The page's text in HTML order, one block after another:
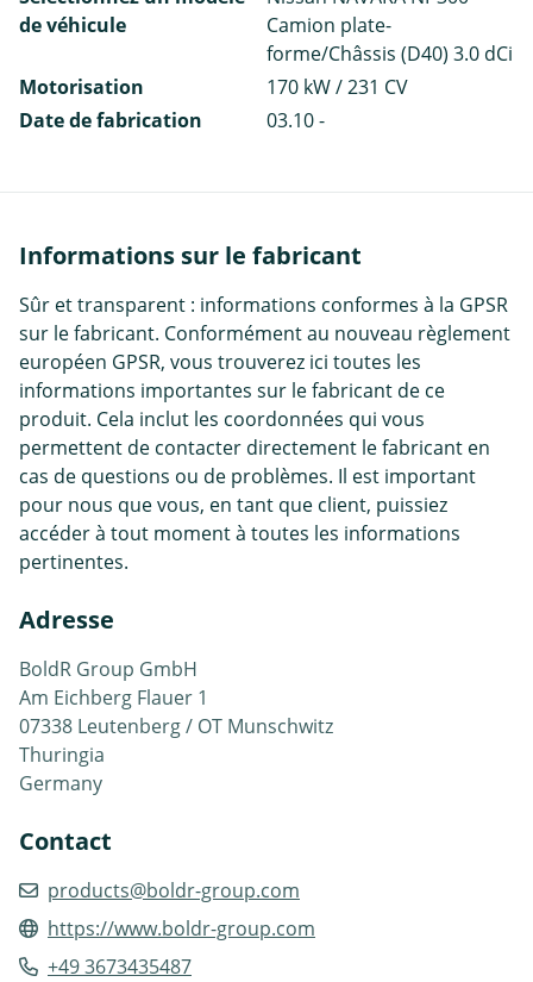
de véhicule
Camion plate-
forme/Châssis (D40) 3.0 dCi
Motorisation
170 kW / 231 CV
Date de fabrication
03.10 -
Informations sur le fabricant
Sûr et transparent : informations conformes à la GPSR
sur le fabricant. Conformément au nouveau règlement
européen GPSR, vous trouverez ici toutes les
informations importantes sur le fabricant de ce
produit. Cela inclut les coordonnées qui vous
permettent de contacter directement le fabricant en
cas de questions ou de problèmes. Il est important
pour nous que vous, en tant que client, puissiez
accéder à tout moment à toutes les informations
pertinentes.
Adresse
BoldR Group GmbH
Am Eichberg Flauer 1
07338 Leutenberg / OT Munschwitz
Thuringia
Germany
Contact
products@boldr-group.com
https://www.boldr-group.com
+49 3673435487